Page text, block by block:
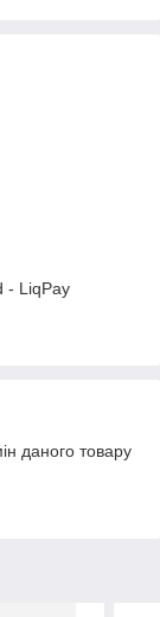
- LiqPay
даного товару